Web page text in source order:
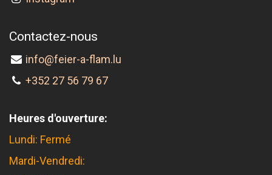
Contactez-nous
info@feier-a-flam.lu
+352 27 56 79 67
Heures d'ouverture:
Lundi: Fermé
Mardi-Vendredi: